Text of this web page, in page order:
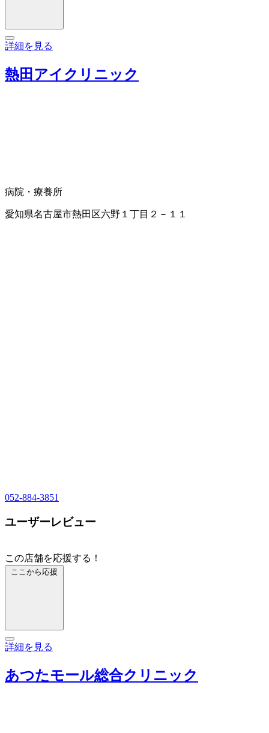
詳細を見る
熱田アイクリニック
病院・療養所
愛知県名古屋市熱田区六野１丁目２－１１
052-884-3851
ユーザーレビュー
この店舗を応援する！
ここから応援
詳細を見る
あつたモール総合クリニック